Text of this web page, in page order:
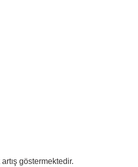
göstermektedir.